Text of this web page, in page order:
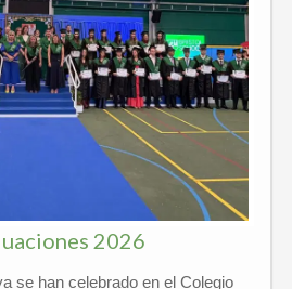
2026
se han celebrado en el Colegio